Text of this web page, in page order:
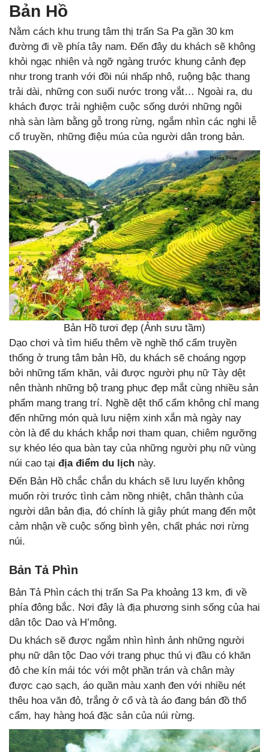
Bản Hồ
Nằm cách khu trung tâm thị trấn Sa Pa gần 30 km
đường đi về phía tây nam. Đến đây du khách sẽ không
khỏi ngạc nhiên và ngỡ ngàng trước khung cảnh đẹp
như trong tranh với đồi núi nhấp nhô, ruộng bậc thang
trải dài, những con suối nước trong vắt… Ngoài ra, du
khách được trải nghiệm cuộc sống dưới những ngôi
nhà sàn làm bằng gỗ trong rừng, ngắm nhìn các nghi lễ
cổ truyền, những điệu múa của người dân trong bản.
Bản Hồ tươi đẹp (Ảnh sưu tầm)
Dạo chơi và tìm hiểu thêm về nghề thổ cẩm truyền
thống ở trung tâm bản Hồ, du khách sẽ choáng ngợp
bởi những tấm khăn, vải được người phụ nữ Tày dệt
nên thành những bộ trang phục đẹp mắt cùng nhiều sản
phẩm mang trang trí. Nghề dệt thổ cẩm không chỉ mang
đến những món quà lưu niệm xinh xắn mà ngày nay
còn là để du khách khắp nơi tham quan, chiêm ngưỡng
sự khéo léo qua bàn tay của những người phụ nữ vùng
núi cao tại địa điểm du lịch này.
Đến Bản Hồ chắc chắn du khách sẽ lưu luyến không
muốn rời trước tình cảm nồng nhiệt, chân thành của
người dân bản địa, đó chính là giây phút mang đến một
cảm nhận về cuộc sống bình yên, chất phác nơi rừng
núi.
Bản Tả Phìn
Bản Tả Phìn cách thị trấn Sa Pa khoảng 13 km, đi về
phía đông bắc. Nơi đây là địa phương sinh sống của hai
dân tộc Dao và H’mông.
Du khách sẽ được ngắm nhìn hình ảnh những người
phụ nữ dân tộc Dao với trang phục thú vị đầu có khăn
đỏ che kín mái tóc với một phần trán và chân mày
được cạo sạch, áo quần màu xanh đen với nhiều nét
thêu hoa văn đỏ, trắng ở cổ và tà áo đang bán đồ thổ
cẩm, hay hàng hoá đặc sản của núi rừng.